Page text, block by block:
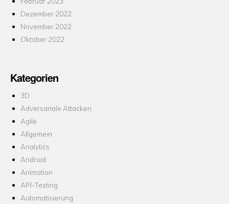
Dezember 2022
November 2022
Oktober 2022
Kategorien
3D
Adversariale Attacken
Agile
Allgemein
Analytics
Android
Animation
API-Testing
Automatisierung